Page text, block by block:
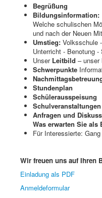
Begrüßung
Bildungsinformation:
Welche schulischen
und nach der Neuen
Umstieg: Volksschule
Unterricht - Benotung
Unser Leitbild – unser
Schwerpunkte
Stundenplan
Schülerausspeisung
Schulveranstaltungen
Anfragen und
Was erwarten Sie
Für Interessierte:
Wir freuen uns auf Ihren
Einladung als PDF
Anmeldeformular